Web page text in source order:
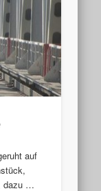
auf
dazu …